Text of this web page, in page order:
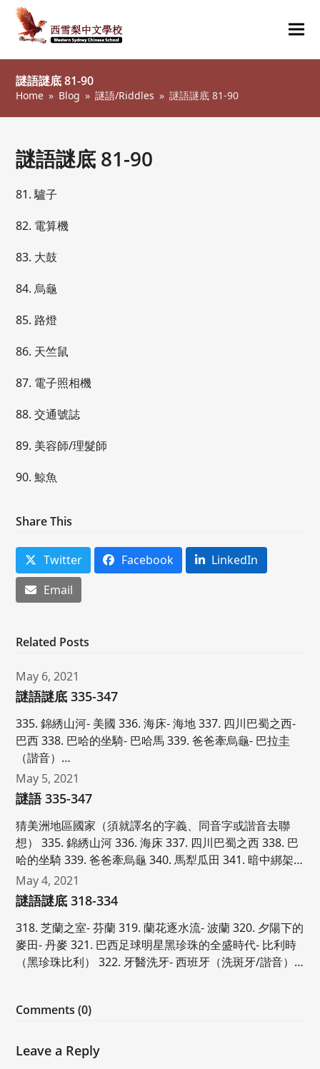
謎語謎底 81-90
Home » Blog » 謎語/Riddles » 謎語謎底 81-90
謎語謎底 81-90
81. 驢子
82. 電算機
83. 大鼓
84. 烏龜
85. 路燈
86. 天竺鼠
87. 電子照相機
88. 交通號誌
89. 美容師/理髮師
90. 鯨魚
Share This
Twitter Facebook
LinkedIn
Email
Related Posts
May 6, 2021
謎語謎底 335-347
335. 錦綉山河- 美國 336. 海床- 海地 337. 四川巴蜀之西-
巴西 338. 巴哈的坐騎- 巴哈馬 339. 爸爸牽烏龜- 巴拉圭
（諧音）…
May 5, 2021
謎語 335-347
猜美洲地區國家（須就譯名的字義、同音字或諧音去聯
想） 335. 錦綉山河 336. 海床 337. 四川巴蜀之西 338. 巴
哈的坐騎 339. 爸爸牽烏龜 340. 馬犁瓜田 341. 暗中綁架…
May 4, 2021
謎語謎底 318-334
318. 芝蘭之室- 芬蘭 319. 蘭花逐水流- 波蘭 320. 夕陽下的
麥田- 丹麥 321. 巴西足球明星黑珍珠的全盛時代- 比利時
（黑珍珠比利） 322. 牙醫洗牙- 西班牙（洗斑牙/諧音）…
Comments (0)
Leave a Reply